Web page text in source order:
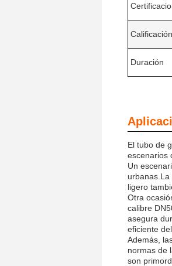
Duración
El tubo de
escenarios
Un
ligero
Otra
calibre
asegura
eficiente
Además,
normas de
son